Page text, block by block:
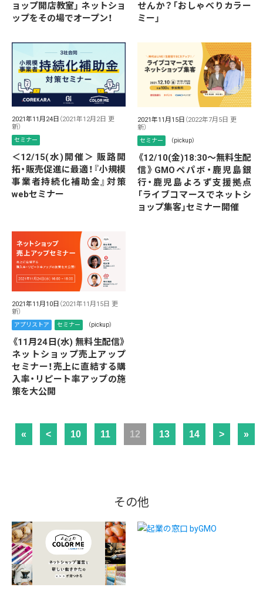
ョップ開店教室」 ネットショ
ップをその場でオープン！
せんか？「おしゃべりカラー
ミー」
2021年11月24日 （2021年12月2日 更
新）
セミナー
＜12/15(水)開催＞ 販路開
拓・販売促進に最適！『小規模
事業者持続化補助金』対策
webセミナー
2021年11月15日 （2022年7月5日 更
新）
セミナー （pickup）
《12/10(金)18:30～無料生配
信》GMOペパボ・鹿児島銀
行・鹿児島よろず支援拠点
「ライブコマースでネットシ
ョップ集客」セミナー開催
2021年11月10日 （2021年11月15日 更
新）
アプリストア セミナー （pickup）
《11月24日(水) 無料生配信》
ネットショップ売上アップ
セミナー！売上に直結する購
入率・リピート率アップの施
策を大公開
« < 10 11 12 13 14 > »
その他